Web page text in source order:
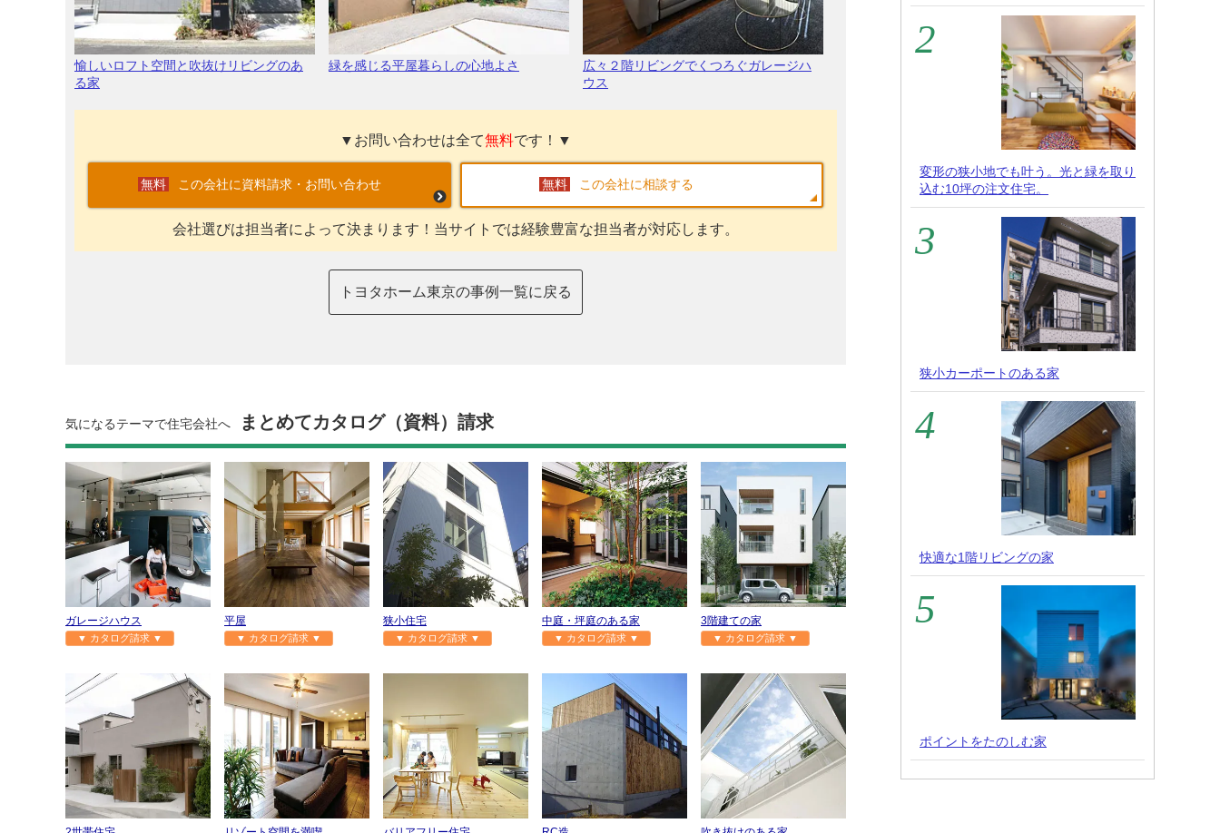
愉しいロフト空間と吹抜けリビングのあ
る家
緑を感じる平屋暮らしの心地よさ
広々２階リビングでくつろぐガレージハ
ウス
▼お問い合わせは全て無料です！▼
この会社に資料請求・お問い合わせ この会社に相談する
会社選びは担当者によって決まります！当サイトでは経験豊富な担当者が対応します。
トヨタホーム東京の事例一覧に戻る
気になるテーマで住宅会社へ まとめてカタログ（資料）請求
ガレージハウス
▼ カタログ請求 ▼
平屋
▼ カタログ請求 ▼
狭小住宅
▼ カタログ請求 ▼
中庭・坪庭のある家
▼ カタログ請求 ▼
3階建ての家
▼ カタログ請求 ▼
変形の狭小地でも叶う。光と緑を取り
込む10坪の注文住宅。
狭小カーポートのある家
快適な1階リビングの家
ポイントをたのしむ家